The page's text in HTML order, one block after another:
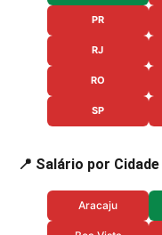
PR
RJ
RO
SP
📍 Salário por Cidade
Aracaju